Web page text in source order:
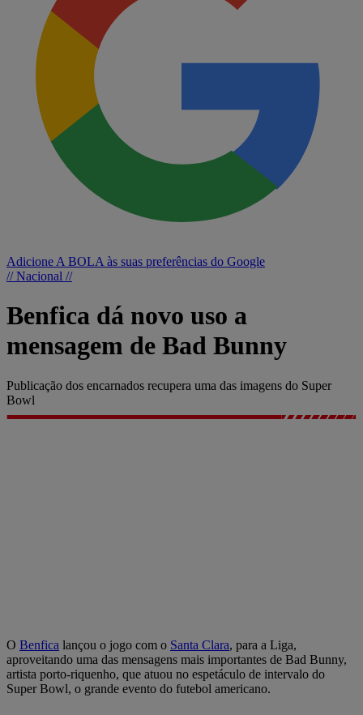
Adicione A BOLA às suas preferências do Google
// Nacional //
Benfica dá novo uso a
mensagem de Bad Bunny
Publicação dos encarnados recupera uma das imagens do Super
Bowl
O Benfica lançou o jogo com o Santa Clara, para a Liga,
aproveitando uma das mensagens mais importantes de Bad Bunny,
artista porto-riquenho, que atuou no espetáculo de intervalo do
Super Bowl, o grande evento do futebol americano.